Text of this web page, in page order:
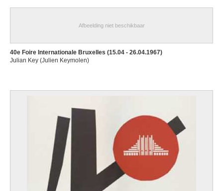
Afbeelding niet beschikbaar
40e Foire Internationale Bruxelles (15.04 - 26.04.1967)
Julian Key (Julien Keymolen)